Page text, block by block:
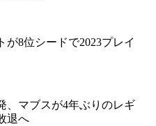
が8位シードで2023プレイ
、マブスが4年ぶりのレギ
退へ